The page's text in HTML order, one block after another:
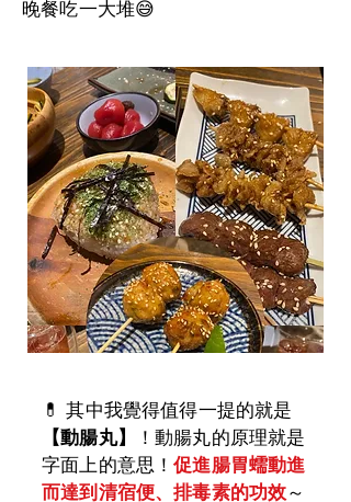
晚餐吃一大堆😅
💊 其中我覺得值得一提的就是
【動腸丸】
！動腸丸的原理就是
字面上的意思！促進腸胃蠕動進
而達到清宿便、排毒素的功效～